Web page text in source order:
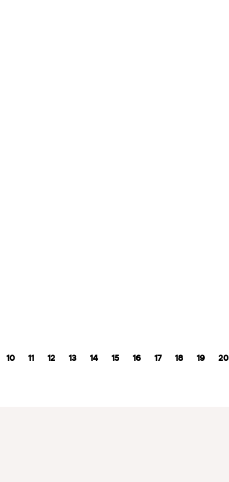
10 11 12 13 14 15 16 17 18 19 20